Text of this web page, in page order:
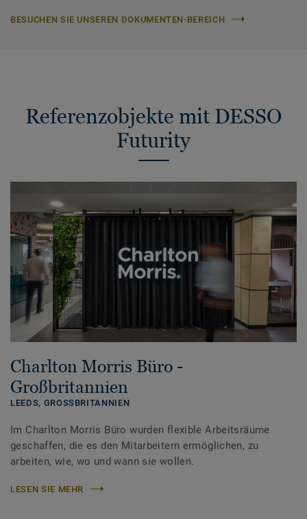
BESUCHEN SIE UNSEREN DOKUMENTEN-BEREICH
Referenzobjekte mit DESSO
Futurity
Charlton Morris Büro -
Großbritannien
LEEDS, GROSSBRITANNIEN
Im Charlton Morris Büro wurden flexible Arbeitsräume
geschaffen, die es den Mitarbeitern ermöglichen, zu
arbeiten, wie, wo und wann sie wollen.
LESEN SIE MEHR